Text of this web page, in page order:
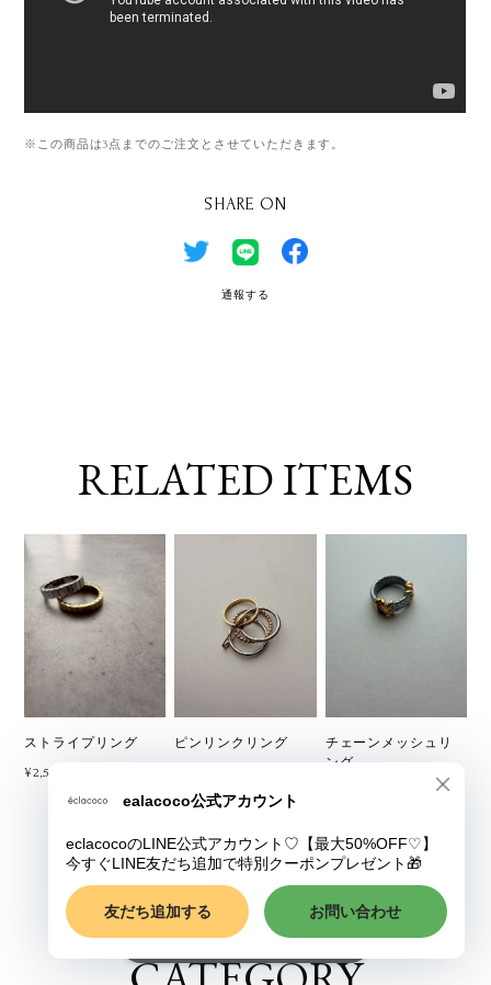
※この商品は3点までのご注文とさせていただきます。
SHARE ON
通報する
RELATED ITEMS
ストライプリング
¥2,500
ピンリンクリング
チェーンメッシュリ
ング
ショップに質問する